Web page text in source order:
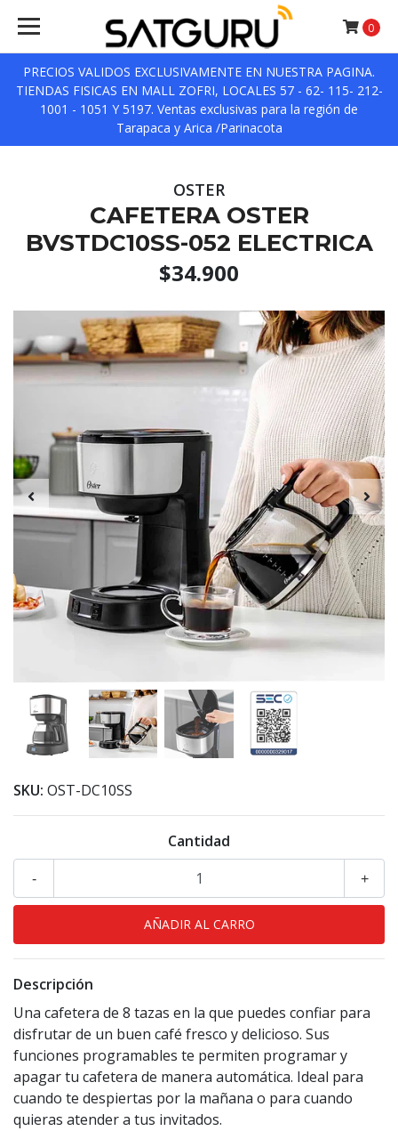
PRECIOS VALIDOS EXCLUSIVAMENTE EN NUESTRA PAGINA.
TIENDAS FISICAS EN MALL ZOFRI, LOCALES 57 - 62- 115- 212-
1001 - 1051 Y 5197. Ventas exclusivas para la región de
Tarapaca y Arica /Parinacota
0
OSTER
CAFETERA OSTER
BVSTDC10SS-052 ELECTRICA
$34.900
SKU: OST-DC10SS
Cantidad
+
-
Descripción
Una cafetera de 8 tazas en la que puedes confiar para
disfrutar de un buen café fresco y delicioso. Sus
funciones programables te permiten programar y
apagar tu cafetera de manera automática. Ideal para
cuando te despiertas por la mañana o para cuando
quieras atender a tus invitados.